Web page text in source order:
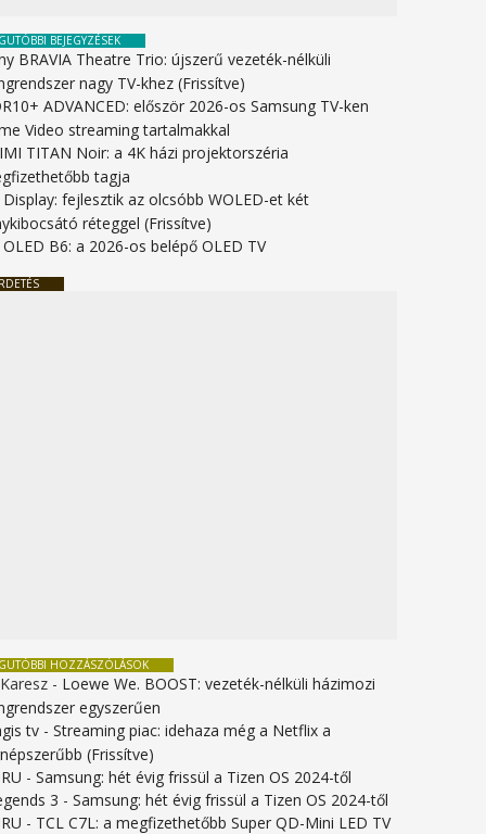
BEJEGYZÉSEK
BRAVIA Theatre Trio: újszerű vezeték-nélküli
nagy TV-khez (Frissítve)
ADVANCED: először 2026-os Samsung TV-ken
Video streaming tartalmakkal
TITAN Noir: a 4K házi projektorszéria
tagja
Display: fejlesztik az olcsóbb WOLED-et két
réteggel (Frissítve)
OLED B6: a 2026-os belépő OLED TV
HOZZÁSZÓLÁSOK
- Loewe We. BOOST: vezeték-nélküli házimozi
egyszerűen
tv -Streaming piac: idehaza még a Netflix a
(Frissítve)
-Samsung: hét évig frissül a Tizen OS 2024-től
3 -Samsung: hét évig frissül a Tizen OS 2024-től
- TCL C7L: a megfizethetőbb Super QD-Mini LED TV